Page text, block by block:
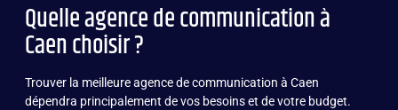
Quelle agence de communication à
Caen choisir ?
Trouver la meilleure agence de communication à Caen
dépendra principalement de vos besoins et de votre budget.